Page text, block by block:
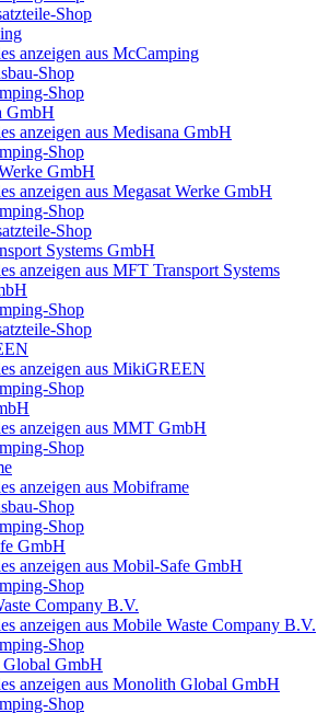
Shop
anzeigen aus McCamping
Shop
Shop
GmbH
anzeigen aus Medisana GmbH
Shop
GmbH
anzeigen aus Megasat Werke GmbH
Shop
Shop
Systems GmbH
anzeigen aus MFT Transport Systems
Shop
Shop
anzeigen aus MikiGREEN
Shop
anzeigen aus MMT GmbH
Shop
anzeigen aus Mobiframe
Shop
Shop
GmbH
anzeigen aus Mobil-Safe GmbH
Shop
Company B.V.
anzeigen aus Mobile Waste Company B.V.
Shop
GmbH
anzeigen aus Monolith Global GmbH
Shop